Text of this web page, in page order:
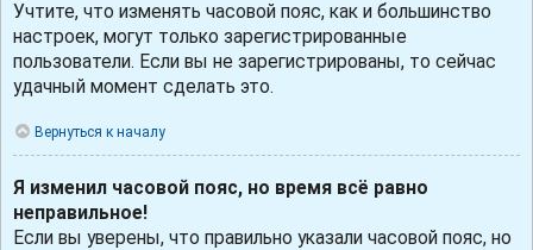
Учтите, что изменять часовой пояс, как и большинство
настроек, могут только зарегистрированные
пользователи. Если вы не зарегистрированы, то сейчас
удачный момент сделать это.
Вернуться к началу
Я изменил часовой пояс, но время всё равно
неправильное!
Если вы уверены, что правильно указали часовой пояс, но